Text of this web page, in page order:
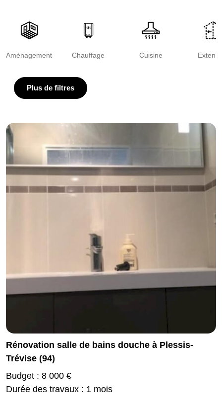
Aménagement Chauffage Cuisine
Plus de filtres
Rénovation salle de bains douche à Plessis-
Trévise (94)
Budget : 8 000 €
Durée des travaux : 1 mois